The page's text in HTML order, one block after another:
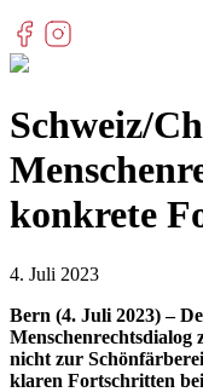
Schweiz/
konkrete
4. Juli 2023
Bern (4. Juli 2023) –
Menschenrechtsdialog
nicht zur
klaren Fortschritten